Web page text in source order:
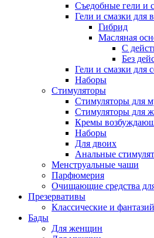
Съедобные гели и
Гели и смазки для
Гибрид
Масляная
С
Без
Гели и смазки для
Наборы
Стимуляторы
Стимуляторы для
Стимуляторы для
Кремы
Наборы
Для двоих
Анальные
Менструальные чаши
Парфюмерия
Очищающие средства
Презервативы
Классические и
Бады
Для женщин